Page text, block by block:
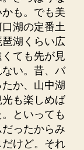
も。でも美
湖の定番土
湖くらい広
ても先が見
い。昔、バ
か、山中湖
も楽しめば
といっても
ったからみ
けど。それ